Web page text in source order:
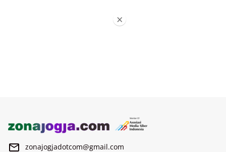
zonajogjadotcom@gmail.com
×